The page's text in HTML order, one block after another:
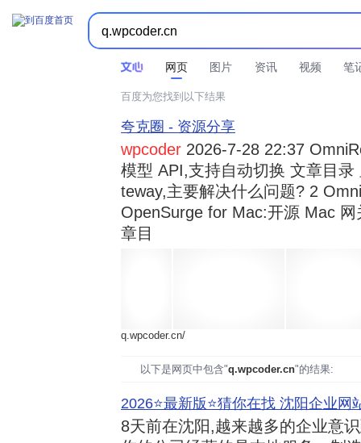
网页 图片 资讯 视频 笔
时间不限  所有网页和文件  站点内检索 
百度为您找到以下结果
夸克圈 - 资源分享
wpcoder 2026-7-28 22:37
模型 API,支持自动切换 文章目
teway,主要解决什么问题? 2
OpenSurge for Mac:开源 Mac
章目
q.wpcoder.cn/
以下是网页中包含"q.wpcoder.cn"的结果:
2026⭐️最新版⭐️猜你在找 沈阳企业网
8天前在沈阳,越来越多的企业意